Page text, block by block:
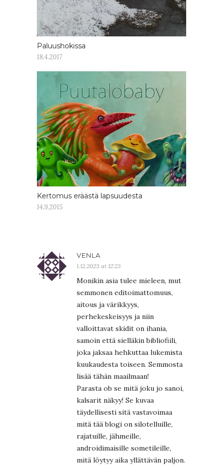
Paluushokissa
18.4.2017
Kertomus eräästä lapsuudesta
14.9.2015
VENLA
1.12.2023 at 12:23
Monikin asia tulee mieleen, mut
semmonen editoimattomuus,
aitous ja värikkyys,
perhekeskeisyys ja niin
valloittavat skidit on ihania,
samoin että sielläkin bibliofiili,
joka jaksaa hehkuttaa lukemista
kuukaudesta toiseen. Semmosta
lisää tähän maailmaan!
Parasta ob se mitä joku jo sanoi,
kalsarit näkyy! Se kuvaa
täydellisesti sitä vastavoimaa
mitä tää blogi on silotelluille,
rajatuille, jähmeille,
androidimaisille sometileille,
mitä löytyy aika yllättävän paljon.